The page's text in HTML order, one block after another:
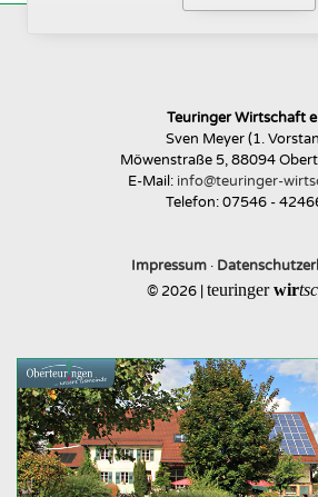
Teuringer Wirtschaft
Sven Meyer (1.
Möwenstraße 5, 88094
E-Mail: info@teuringer-
Telefon: 07546 -
Impressum ·
© 2026 |teuringerwir